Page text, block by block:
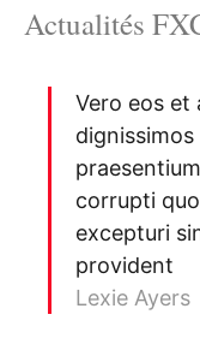
Actualités
Vero eos et
corrupti
excepturi
provident
Lexie Ayers